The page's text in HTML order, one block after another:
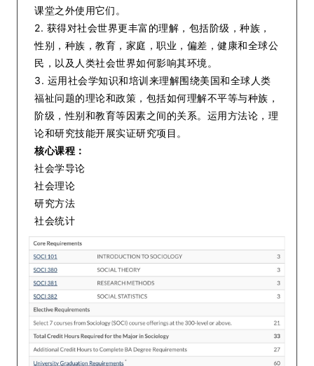
课堂之外使用它们。
2. 获得对社会世界更丰富的理解，包括阶级，种族，
性别，种族，教育，家庭，职业，偏差，健康和全球公
民，以及人类社会世界如何影响其环境。
3. 运用社会学知识和培训来理解围绕美国和全球人类
福祉问题的理论和政策，包括如何理解不平等与种族，
阶级，性别和教育等因素之间的关系。运用方法论，理
论和研究技能开展实证研究项目。
核心课程：
社会学导论
社会理论
研究方法
社会统计